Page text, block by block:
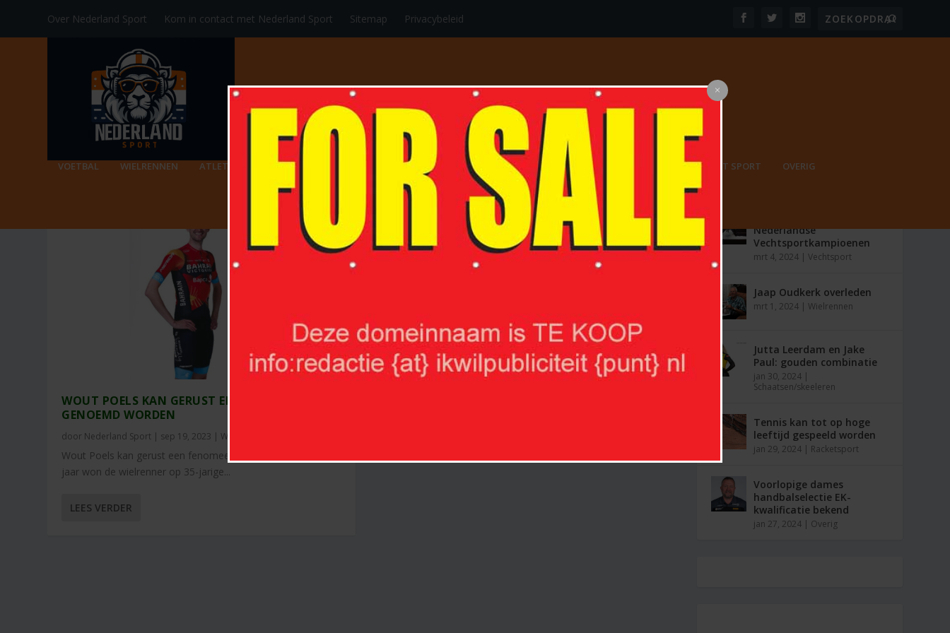
Over Nederland Sport Kom in contact met Nederland Sport Sitemap Privacybeleid
VOETBAL WIELRENNEN ATLETIEK RACKETSPORT AUTO/MOTORSPORT SCHAATSEN/SKEELEREN ONBEPERKT SPORT OVERIG
TAG:LES GETS
WOUT POELS KAN GERUST EEN FENOMEEN
GENOEMD WORDEN
door Nederland Sport | sep 19, 2023 | Wielrennen
Wout Poels kan gerust een fenomeen genoemd worden. Dit
jaar won de wielrenner op 35-jarige...
LEES VERDER
Nederlandse
Vechtsportkampioenen
mrt 4, 2024 |Vechtsport
Jaap Oudkerk overleden
mrt 1, 2024 | Wielrennen
Jutta Leerdam en Jake
Paul: gouden combinatie
jan 30, 2024 |
Schaatsen/skeeleren
Tennis kan tot op hoge
leeftijd gespeeld worden
jan 29, 2024 | Racketsport
Voorlopige dames
handbalselectie EK-
kwalificatie bekend
jan 27, 2024 | Overig